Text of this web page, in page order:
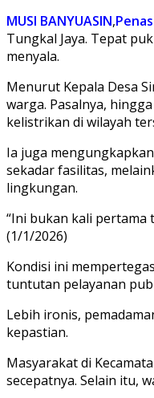
MUSI BANYUASIN,
Tungkal Jaya. Tepat
menyala.
Menurut Kepala Desa
warga. Pasalnya,
kelistrikan di wilayah
Ia juga
sekadar fasilitas,
lingkungan.
“Ini bukan kali pertama
(1/1/2026)
Kondisi ini
tuntutan pelayanan
Lebih ironis,
kepastian.
Masyarakat di
secepatnya. Selain itu,